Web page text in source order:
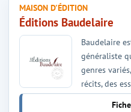
MAISON D'ÉDITION
Éditions Baudelaire
Baudelaire
généraliste
genres
récits, des